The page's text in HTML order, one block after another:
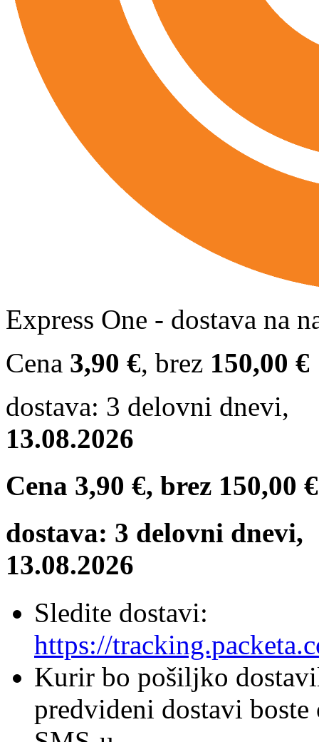
Express One - dostava na
Cena 3,90 €, brez 150,00 €
dostava: 3 delovni dnevi,
13.08.2026
Cena 3,90 €, brez 150,00 €
dostava: 3 delovni dnevi,
13.08.2026
Sledite dostavi:
https://
Kurir bo pošiljko
predvideni dostavi